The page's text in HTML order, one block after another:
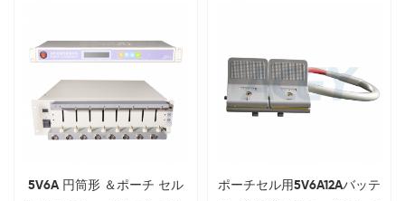
5V6A 円筒形 ＆ポーチ セル
ポーチセル用5V6A12Aバッテ